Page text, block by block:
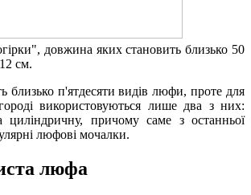
довжина яких становить близько 50
см.
близько п'ятдесяти видів люфи, проте для
використовуються лише два з них:
циліндричну, причому саме з останньої
люфові мочалки.
люфа